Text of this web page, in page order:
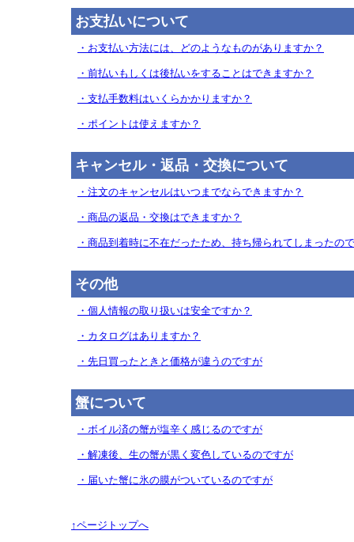
お支払いについて
・お支払い方法には、どのようなものがありますか？
・前払いもしくは後払いをすることはできますか？
・支払手数料はいくらかかりますか？
・ポイントは使えますか？
キャンセル・返品・交換について
・注文のキャンセルはいつまでならできますか？
・商品の返品・交換はできますか？
・商品到着時に不在だったため、持ち帰られてしまったの
その他
・個人情報の取り扱いは安全ですか？
・カタログはありますか？
・先日買ったときと価格が違うのですが
蟹について
・ボイル済の蟹が塩辛く感じるのですが
・解凍後、生の蟹が黒く変色しているのですが
・届いた蟹に氷の膜がついているのですが
↑ページトップへ